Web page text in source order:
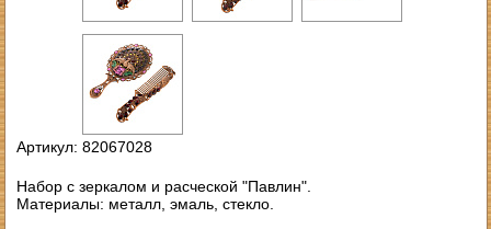
Артикул: 82067028
Набор с зеркалом и расческой "Павлин".
Материалы: металл, эмаль, стекло.